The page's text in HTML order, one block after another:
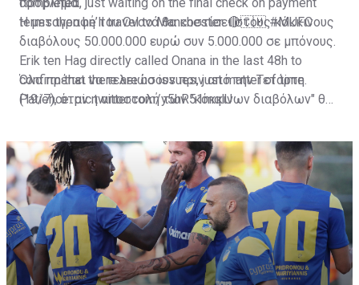
terms then he’ll travel to Manchester. 🔴🇨🇲#MUFC
Erik ten Hag directly called Onana in the last 48h to
confirm that there are no issues, just matter of time.
Patience.pic.twitter.com/y5hR51mqlU
Η μεταγραφή του Ονανά θα κοστίσει στους κόκκινους
διαβόλους 50.000.000 ευρώ συν 5.000.000 σε μπόνους.
Όλα πρέπει να τελειώσουν πριν από την Τετάρτη
(19/7), όταν η αποστολή των "κόκκινων διαβόλων" θα